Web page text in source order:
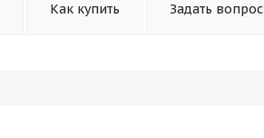
Как купить Задать вопрос